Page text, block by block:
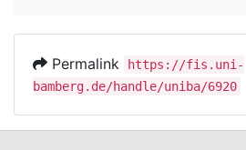
Permalink
https://fis.uni-
bamberg.de/handle/uniba/6920